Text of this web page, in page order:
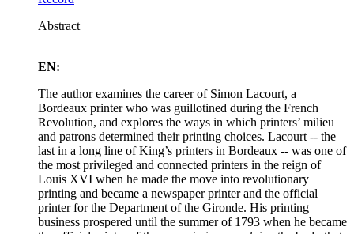
Abstract
EN:
The author examines the career of Simon Lacourt, a
Bordeaux printer who was guillotined during the French
Revolution, and explores the ways in which printers’ milieu
and patrons determined their printing choices. Lacourt -- the
last in a long line of King’s printers in Bordeaux -- was one of
the most privileged and connected printers in the reign of
Louis XVI when he made the move into revolutionary
printing and became a newspaper printer and the official
printer for the Department of the Gironde. His printing
business prospered until the summer of 1793 when he became